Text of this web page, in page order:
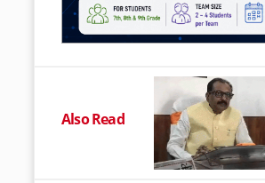
Also Read